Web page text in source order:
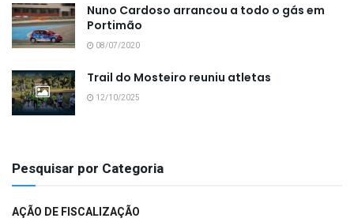
Nuno Cardoso arrancou a todo o gás em
Portimão
08/07/2020
Trail do Mosteiro reuniu atletas
12/10/2025
Pesquisar por Categoria
AÇÃO DE FISCALIZAÇÃO